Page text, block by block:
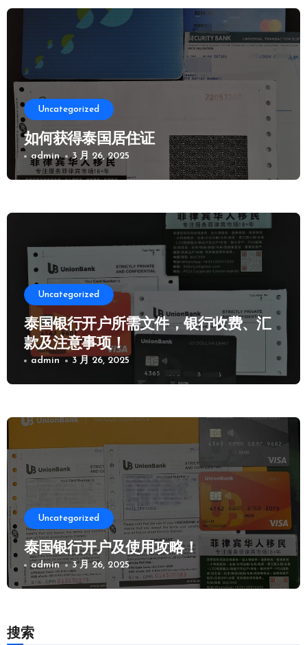
Uncategorized
如何获得泰国居住证
admin 3 月 26, 2025
Uncategorized
泰国银行开户所需文件，银行收费、汇
款及注意事项！
admin 3 月 26, 2025
Uncategorized
泰国银行开户及使用攻略！
admin 3 月 26, 2025
搜索